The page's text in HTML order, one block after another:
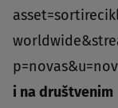
i na društvenim